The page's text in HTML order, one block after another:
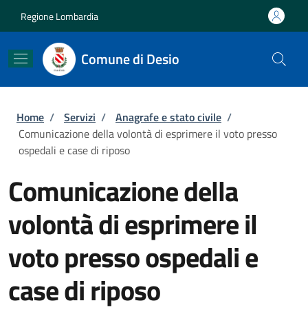
Regione Lombardia
Comune di Desio
Briciole di pane
Home / Servizi / Anagrafe e stato civile /
Comunicazione della volontà di esprimere il voto presso
ospedali e case di riposo
Comunicazione della
volontà di esprimere il
voto presso ospedali e
case di riposo